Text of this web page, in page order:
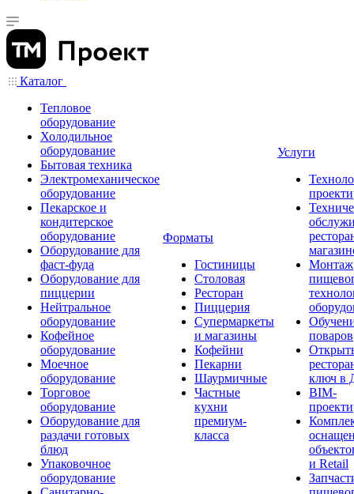
Каталог
Тепловое
оборудование
Холодильное
оборудование
Бытовая техника
Электромеханическое
оборудование
Пекарское и
кондитерское
оборудование
Оборудование для
фаст-фуда
Оборудование для
пиццерии
Нейтральное
оборудование
Кофейное
оборудование
Моечное
оборудование
Торговое
оборудование
Оборудование для
раздачи готовых
блюд
Упаковочное
оборудование
Форматы
Гостиницы
Столовая
Ресторан
Пиццерия
Супермаркеты
и магазины
Кофейни
Пекарни
Шаурмичные
Частные
кухни
премиум-
класса
Услуги
Монтаж
поваров
ключ в
BIM-
и Retail